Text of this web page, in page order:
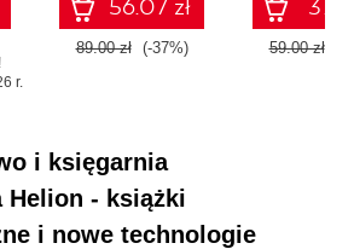
r.
56.07 zł
89.00 zł (-37%) 59.00 zł
i księgarnia
Helion - książki
i nowe technologie